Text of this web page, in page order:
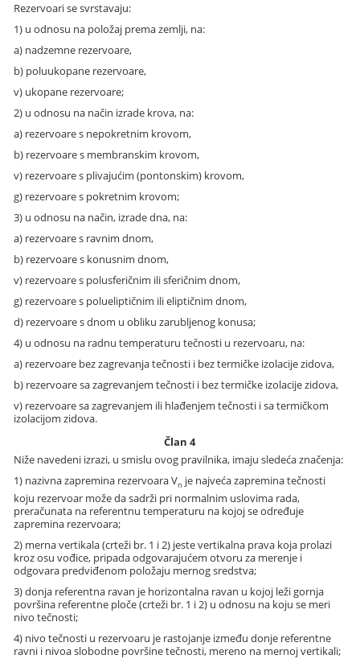
Rezervoari se svrstavaju:
1) u odnosu na položaj prema zemlji, na:
a) nadzemne rezervoare,
b) poluukopane rezervoare,
v) ukopane rezervoare;
2) u odnosu na način izrade krova, na:
a) rezervoare s nepokretnim krovom,
b) rezervoare s membranskim krovom,
v) rezervoare s plivajućim (pontonskim) krovom,
g) rezervoare s pokretnim krovom;
3) u odnosu na način, izrade dna, na:
a) rezervoare s ravnim dnom,
b) rezervoare s konusnim dnom,
v) rezervoare s polusferičnim ili sferičnim dnom,
g) rezervoare s polueliptičnim ili eliptičnim dnom,
d) rezervoare s dnom u obliku zarubljenog konusa;
4) u odnosu na radnu temperaturu tečnosti u rezervoaru, na:
a) rezervoare bez zagrevanja tečnosti i bez termičke izolacije zidova,
b) rezervoare sa zagrevanjem tečnosti i bez termičke izolacije zidova,
v) rezervoare sa zagrevanjem ili hlađenjem tečnosti i sa termičkom
izolacijom zidova.
Član 4
Niže navedeni izrazi, u smislu ovog pravilnika, imaju sledeća značenja:
1) nazivna zapremina rezervoara Vn je najveća zapremina tečnosti
koju rezervoar može da sadrži pri normalnim uslovima rada,
preračunata na referentnu temperaturu na kojoj se određuje
zapremina rezervoara;
2) merna vertikala (crteži br. 1 i 2) jeste vertikalna prava koja prolazi
kroz osu vođice, pripada odgovarajućem otvoru za merenje i
odgovara predviđenom položaju mernog sredstva;
3) donja referentna ravan je horizontalna ravan u kojoj leži gornja
površina referentne ploče (crteži br. 1 i 2) u odnosu na koju se meri
nivo tečnosti;
4) nivo tečnosti u rezervoaru je rastojanje između donje referentne
ravni i nivoa slobodne površine tečnosti, mereno na mernoj vertikali;